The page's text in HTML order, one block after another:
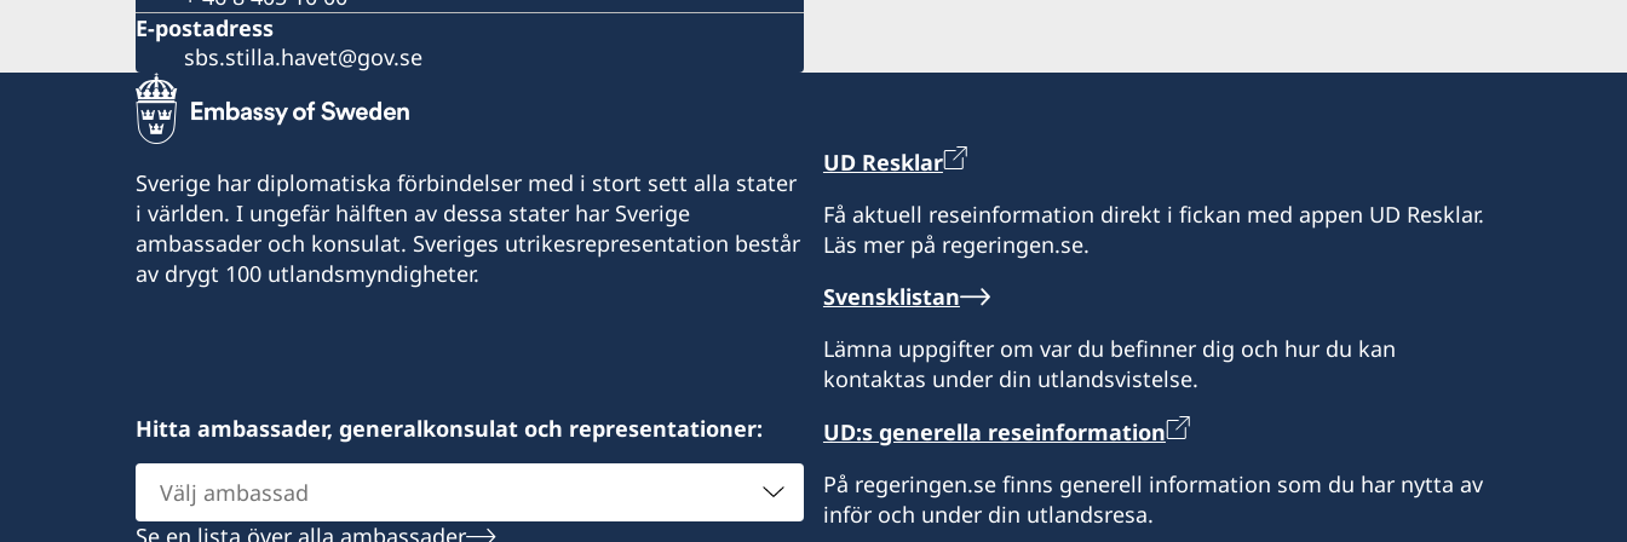
E-postadress
sbs.stilla.havet@gov.se
Honorärkonsul
Jessica Bradford
Honorärkonsul
Lini Highway
Port Vila
Vanuatu
Öppettider: Enligt överenskommelse
Honorärkonsul
Marie Chabot
+679 3308714
C/- FijiCare Insurance Limited
Level 9, FNPF Place
Victoria Parade
Suva
Öppettider:
Honorärkonsul
Mareca Seduadua
Sverige har diplomatiska förbindelser med i stort sett alla stater
i världen. I ungefär hälften av dessa stater har Sverige
ambassader och konsulat. Sveriges utrikesrepresentation består
av drygt 100 utlandsmyndigheter.
Hitta ambassader, generalkonsulat och representationer:
Välj
ambassad
Se en lista över alla ambassader
UD Resklar
Få aktuell reseinformation direkt i fickan med appen UD Resklar.
Läs mer på regeringen.se.
Svensklistan
Lämna uppgifter om var du befinner dig och hur du kan
kontaktas under din utlandsvistelse.
UD:s generella reseinformation
På regeringen.se finns generell information som du har nytta av
inför och under din utlandsresa.